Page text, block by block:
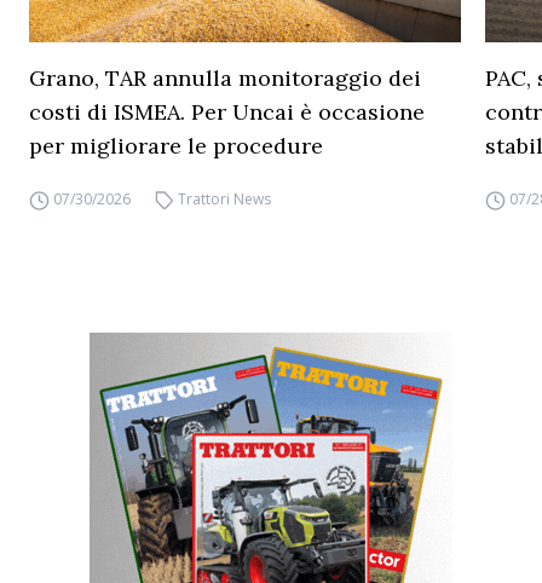
Grano, TAR annulla monitoraggio dei
costi di ISMEA. Per Uncai è occasione
per migliorare le procedure
07/30/2026 Trattori News 07/